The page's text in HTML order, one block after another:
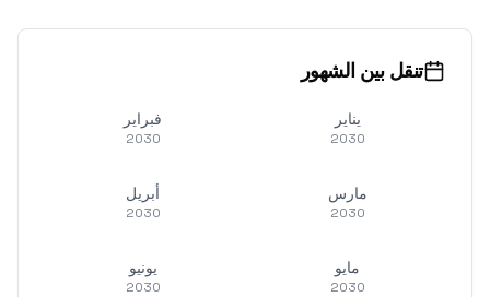
تنقل بين الشهور
يناير
2030
فبراير
2030
مارس
2030
أبريل
2030
مايو
2030
يونيو
2030